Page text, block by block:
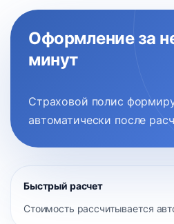
Оформление за
минут
Страховой полис
автоматически после
Быстрый расчет
Стоимость рассчитывается